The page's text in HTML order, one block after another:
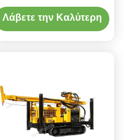
εγκατάσταση γεώτρησης
τρυπανιών
Λάβετε την Καλύτερη